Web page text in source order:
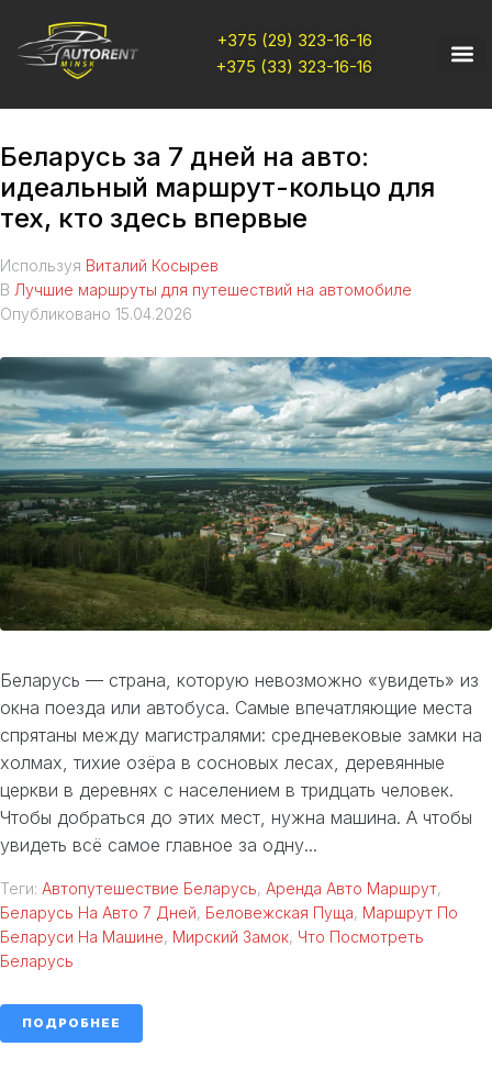
+375 (29) 323-16-16
+375 (33) 323-16-16
Беларусь за 7 дней на авто:
идеальный маршрут-кольцо для
тех, кто здесь впервые
Используя Виталий Косырев
В Лучшие маршруты для путешествий на автомобиле
Опубликовано 15.04.2026
Беларусь — страна, которую невозможно «увидеть» из
окна поезда или автобуса. Самые впечатляющие места
спрятаны между магистралями: средневековые замки на
холмах, тихие озёра в сосновых лесах, деревянные
церкви в деревнях с населением в тридцать человек.
Чтобы добраться до этих мест, нужна машина. А чтобы
увидеть всё самое главное за одну...
Теги: Автопутешествие Беларусь, Аренда Авто Маршрут,
Беларусь На Авто 7 Дней, Беловежская Пуща, Маршрут По
Беларуси На Машине, Мирский Замок, Что Посмотреть
Беларусь
ПОДРОБНЕЕ